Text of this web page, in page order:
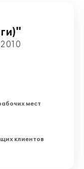
мест
клиентов